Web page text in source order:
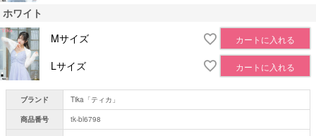
ホワイト
Mサイズ
カートに入れる
Lサイズ カートに入れる
ブランド
Tika「ティカ」
商品番号
tk-bl6798